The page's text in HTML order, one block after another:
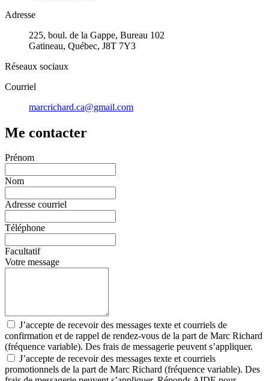
Adresse
225, boul. de la Gappe, Bureau 102
Gatineau, Québec, J8T 7Y3
Réseaux sociaux
Courriel
marcrichard.ca@gmail.com
Me contacter
Prénom
Nom
Adresse courriel
Téléphone
Facultatif
Votre message
J’accepte de recevoir des messages texte et courriels de
confirmation et de rappel de rendez-vous de la part de Marc Richard
(fréquence variable). Des frais de messagerie peuvent s’appliquer.
J’accepte de recevoir des messages texte et courriels
promotionnels de la part de Marc Richard (fréquence variable). Des